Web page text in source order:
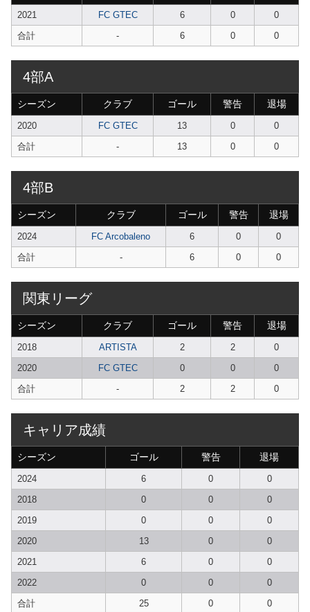
2021 FC GTEC 6 0
0
合計
- 6 0 0
4部A
シーズン クラブ ゴール 警告 退場
2020 FC GTEC 13 0
0
合計
- 13 0 0
4部B
シーズン クラブ ゴール 警告 退場
2024 FC Arcobaleno 6 0
0
合計
- 6 0 0
関東リーグ
シーズン クラブ ゴール 警告 退場
2018 ARTISTA 2 2
0
2020
FC GTEC 0 0
0
合計
- 2 2 0
キャリア成績
シーズン ゴール 警告 退場
2024 6 0
0
2018
0 0
0
2019
0 0
0
2020
13 0
0
2021
6 0
0
2022
0 0
0
合計
25 0 0